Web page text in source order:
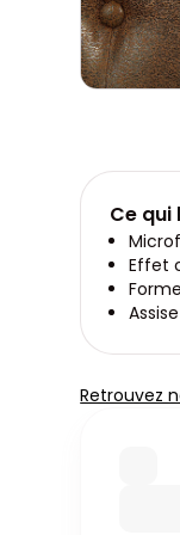
Ce qui
Effet
Retrouvez